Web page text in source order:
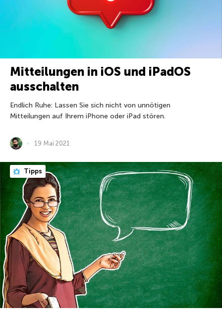
Mitteilungen in iOS und iPadOS
ausschalten
Endlich Ruhe: Lassen Sie sich nicht von unnötigen
Mitteilungen auf Ihrem iPhone oder iPad stören.
19 Mai 2021
Tipps